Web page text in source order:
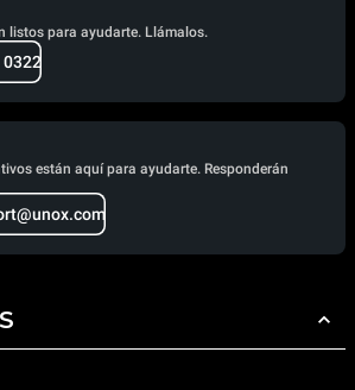
listos para ayudarte. Llámalos.
0322
están aquí para ayudarte. Responderán